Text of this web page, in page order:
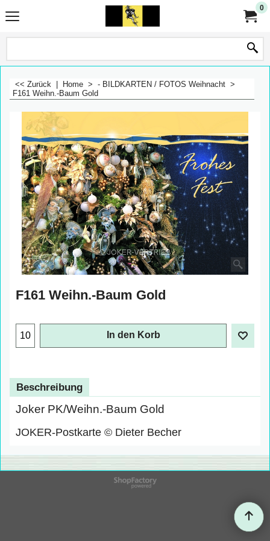
0
<< Zurück Home > - BILDKARTEN / FOTOS Weihnacht >
F161 Weihn.-Baum Gold
F161 Weihn.-Baum Gold
In den Korb
Beschreibung
Joker PK/Weihn.-Baum Gold
JOKER-Postkarte © Dieter Becher
WebShop erstellt mit
ShopFactory Shop